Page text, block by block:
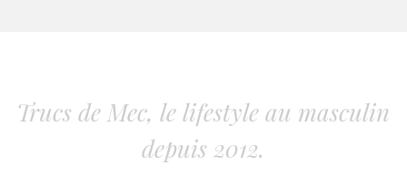
Trucs de Mec, le lifestyle au masculin
depuis 2012.